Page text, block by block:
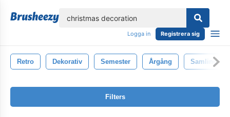
Logga in Registrera sig
Retro Dekorativ Semester Årgång Samling
Filters